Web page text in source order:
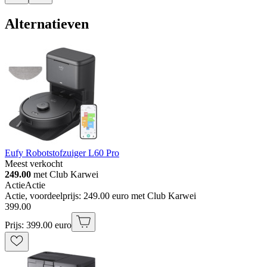
Alternatieven
Eufy Robotstofzuiger L60 Pro
Meest verkocht
249.00 met Club Karwei
ActieActie
Actie, voordeelprijs: 249.00 euro met Club Karwei
399.00
Prijs: 399.00 euro